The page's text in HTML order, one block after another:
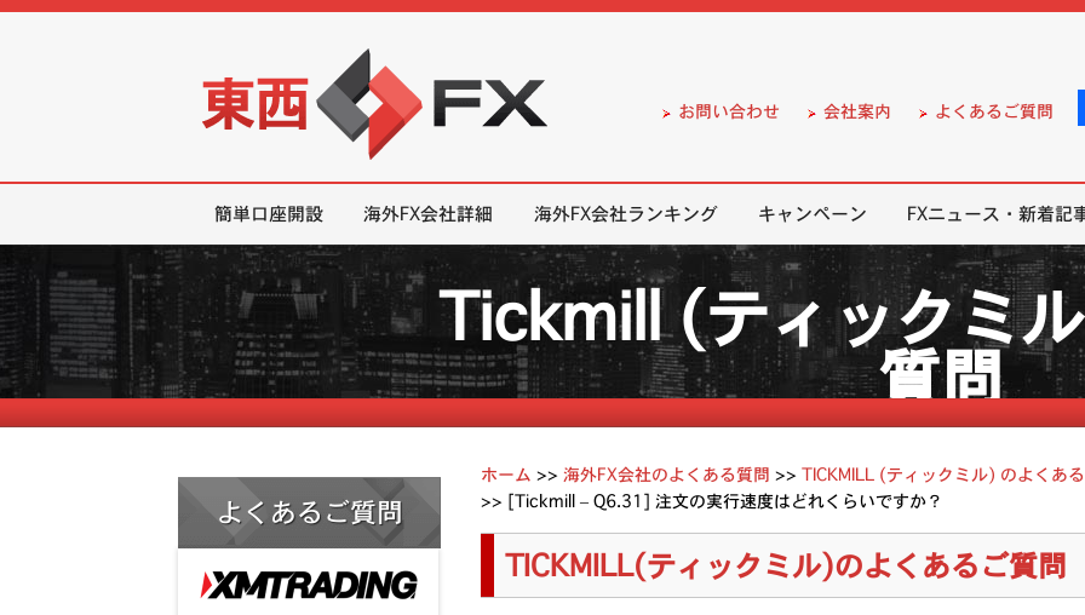
お問い合わせ 会社案内 よくあるご質問
簡単口座開設 海外FX会社詳細 海外FX会社ランキング キャンペーン FXニュース・新着記
Tickmill (ティックミ
質問
よくあるご質問
ホーム >> 海外FX会社のよくある質問 >> TICKMILL (ティックミル) のよくあ
>> [Tickmill – Q6.31] 注文の実行速度はどれくらいですか？
TICKMILL(ティックミル)のよくあるご質問